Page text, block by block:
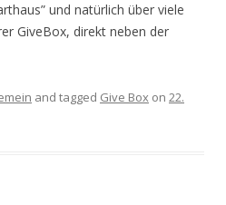
und natürlich über viele
GiveBox, direkt neben der
and tagged Give Box on 22.